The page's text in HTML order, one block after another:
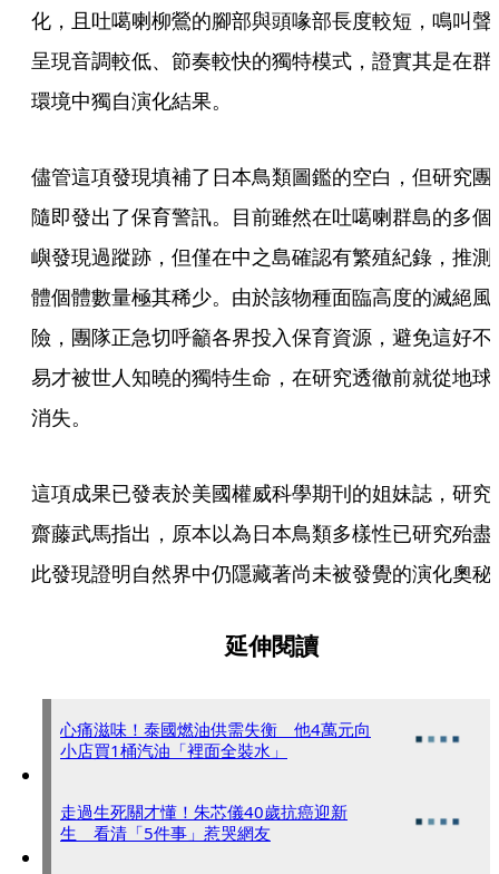
化，且吐噶喇柳鶯的腳部與頭喙部長度較短，鳴叫聲
呈現音調較低、節奏較快的獨特模式，證實其是在群
環境中獨自演化結果。
儘管這項發現填補了日本鳥類圖鑑的空白，但研究團
隨即發出了保育警訊。目前雖然在吐噶喇群島的多個
嶼發現過蹤跡，但僅在中之島確認有繁殖紀錄，推測
體個體數量極其稀少。由於該物種面臨高度的滅絕風
險，團隊正急切呼籲各界投入保育資源，避免這好不
易才被世人知曉的獨特生命，在研究透徹前就從地球
消失。
這項成果已發表於美國權威科學期刊的姐妹誌，研究
齋藤武馬指出，原本以為日本鳥類多樣性已研究殆盡
此發現證明自然界中仍隱藏著尚未被發覺的演化奧秘
延伸閱讀
心痛滋味！泰國燃油供需失衡 他4萬元向
小店買1桶汽油「裡面全裝水」
走過生死關才懂！朱芯儀40歲抗癌迎新
生 看清「5件事」惹哭網友